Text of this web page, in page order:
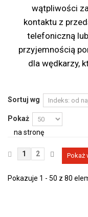
wątpliwości
kontaktu z
telefoniczną
przyjemnością
dla wędkarzy,
Sortuj wg
Pokaż
na stronę
Pokaż
1 2
Pokazuje 1 - 50 z 80